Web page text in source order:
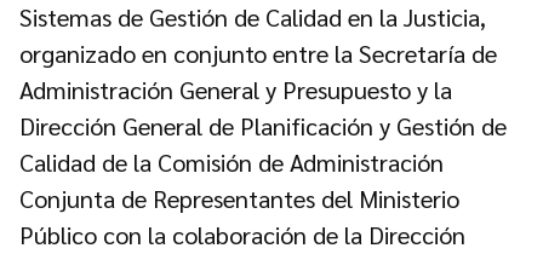
Sistemas de Gestión de Calidad en la Justicia,
organizado en conjunto entre la Secretaría de
Administración General y Presupuesto y la
Dirección General de Planificación y Gestión de
Calidad de la Comisión de Administración
Conjunta de Representantes del Ministerio
Público con la colaboración de la Dirección